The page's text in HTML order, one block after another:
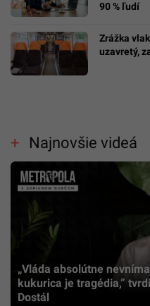
90 % ľudí
Zrážka
uzavretý,
Najnovšie videá
„Vláda absolútne
kukurica je tragédia,”
Dostál